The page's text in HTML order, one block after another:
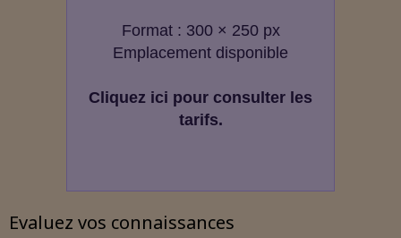
Format : 300 × 250 px
Emplacement disponible
Cliquez ici pour consulter les
tarifs.
Evaluez vos connaissances